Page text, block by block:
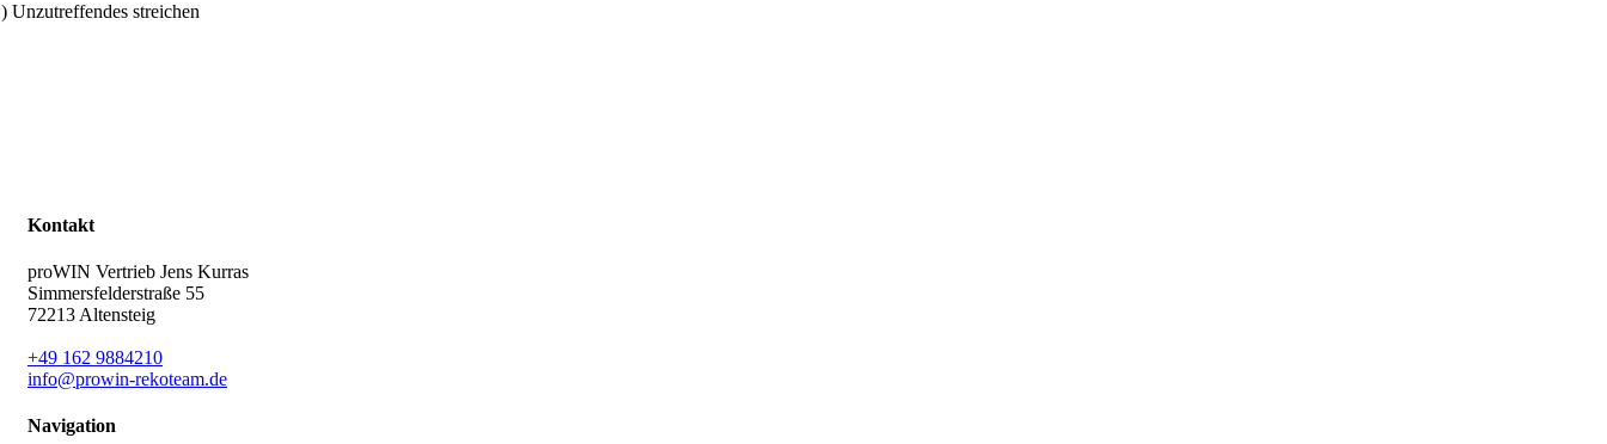
Unzutreffendes streichen
Kontakt
proWIN Vertrieb Jens Kurras
Simmersfelderstraße 55
72213 Altensteig
+49 162 9884210
info@prowin-rekoteam.de
Navigation